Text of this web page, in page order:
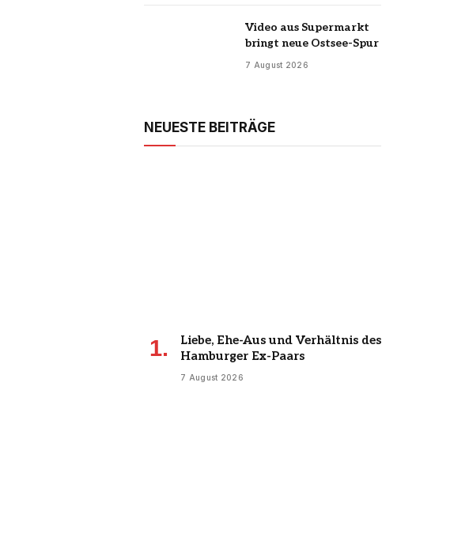
Video aus Supermarkt
bringt neue Ostsee-Spur
7 August 2026
NEUESTE BEITRÄGE
Liebe, Ehe-Aus und Verhältnis des
Hamburger Ex-Paars
7 August 2026